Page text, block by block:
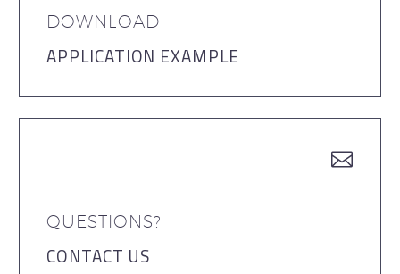
DOWNLOAD
APPLICATION EXAMPLE


QUESTIONS?
CONTACT US